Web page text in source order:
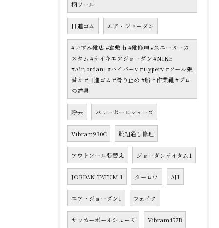
柄ソール
日進ゴム エア・ジョーダン
#いずみ靴店 #倉敷市 #靴修理 #スニーカーカ
スタム #ナイキエアジョーダン #NIKE
#AirJordan1 #ハイパーV #HyperV #ソール張
替え #日進ゴム #滑り止め #船上作業靴 #プロ
の道具
除去 バレーボールシューズ
Vibram930C 靴紐通し修理
アウトソール張替え ジョーダンテイタム1
JORDAN TATUM 1 ターロウ AJ1
エア・ジョーダン1 フェイク
サッカーボールシューズ Vibram477B